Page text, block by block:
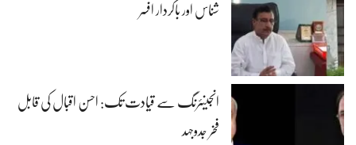
شناس اور باکردار افسر
انجینئرنگ سے قیادت تک: احسن اقبال کی قابل
فخر جدوجہد